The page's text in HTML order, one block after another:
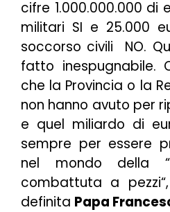
cifre 1.000.000.000 di
militari SI e 25.000
soccorso civili NO.
fatto inespugnabile.
che la Provincia o la
non hanno avuto per
e quel miliardo di
sempre per essere
nel mondo della “
combattuta a pezzi
definita Papa